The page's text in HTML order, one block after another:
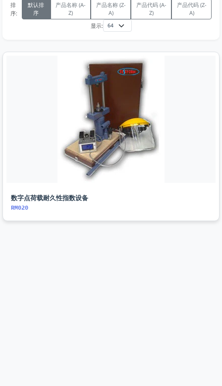
排
序:
默认排
序
产品名称 (A-
Z)
产品名称 (Z-
A)
产品代码 (A-
Z)
产品代码 (Z-
A)
显示:
数字点荷载耐久性指数设备
RM020